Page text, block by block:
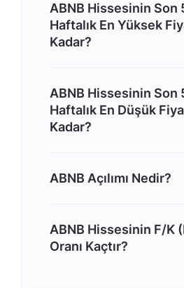
ABNB Hissesinin Son
Haftalık En Yüksek
Kadar?
ABNB Hissesinin Son
Haftalık En Düşük
Kadar?
ABNB Açılımı Nedir?
ABNB Hissesinin F/K
Oranı Kaçtır?